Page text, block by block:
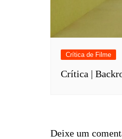
Crítica de Filme
Crítica |
Deixe um